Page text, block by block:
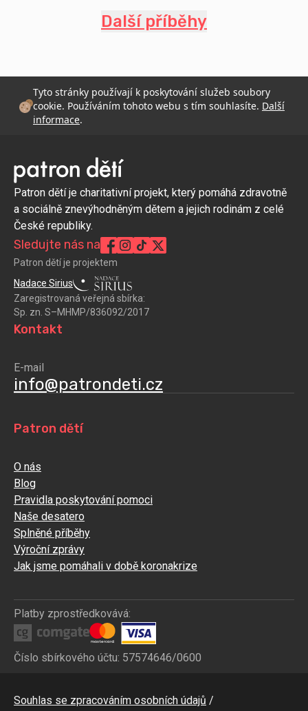
Další příběhy
Tyto stránky používají k poskytování služeb soubory
cookie. Používáním tohoto webu s tím souhlasíte. Další
informace.
Patron dětí je charitativní projekt, který pomáhá zdravotně
a sociálně znevýhodněným dětem a jejich rodinám z celé
České republiky.
Sledujte nás na
Patron dětí je projektem
Nadace Sirius
Zaregistrovaná veřejná sbírka:
Sp. zn. S–MHMP/836092/2017
Patron dětí
O nás
Blog
Pravidla poskytování pomoci
Naše desatero
Splněné příběhy
Výroční zprávy
Jak jsme pomáhali v době koronakrize
Kontakt
E-mail
info@patrondeti.cz
Platby zprostředkovává:
Číslo sbírkového účtu: 57574646/0600
Bottom
Souhlas se zpracováním osobních údajů